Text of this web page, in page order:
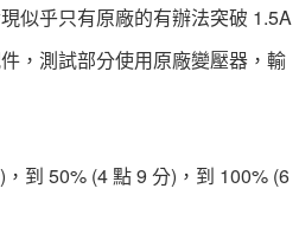
似乎只有原廠的有辦法突破 1.5A
，測試部分使用原廠變壓器，輸
到 50% (4 點 9 分)，到 100% (6